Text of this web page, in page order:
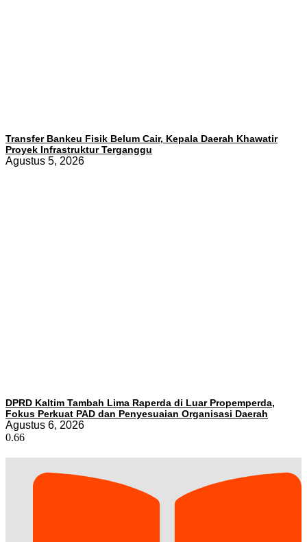
Transfer Bankeu Fisik Belum Cair, Kepala Daerah Khawatir
Proyek Infrastruktur Terganggu
Agustus 5, 2026
DPRD Kaltim Tambah Lima Raperda di Luar Propemperda,
Fokus Perkuat PAD dan Penyesuaian Organisasi Daerah
Agustus 6, 2026